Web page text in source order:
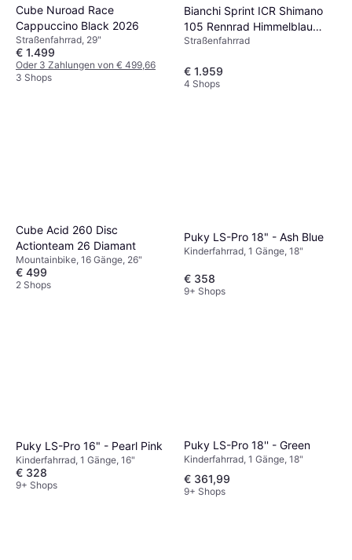
Cube Nuroad Race
Cappuccino Black 2026
Straßenfahrrad, 29"
€ 1.499
Oder 3 Zahlungen von € 499,66
3 Shops
Bianchi Sprint ICR Shimano
105 Rennrad Himmelblau
Herrenfahrrad
Straßenfahrrad
€ 1.959
4 Shops
Cube Acid 260 Disc
Actionteam 26 Diamant
Mountainbike, 16 Gänge, 26"
€ 499
2 Shops
Puky LS-Pro 18" - Ash Blue
Kinderfahrrad, 1 Gänge, 18"
€ 358
9+ Shops
Puky LS-Pro 16" - Pearl Pink
Kinderfahrrad, 1 Gänge, 16"
€ 328
9+ Shops
Puky LS-Pro 18'' - Green
Kinderfahrrad, 1 Gänge, 18"
€ 361,99
9+ Shops